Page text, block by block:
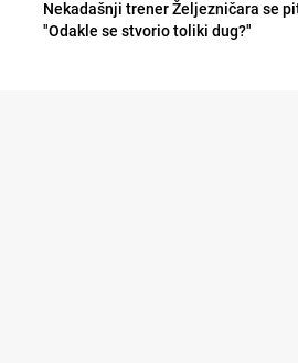
Nekadašnji trener Željezničara se
"Odakle se stvorio toliki dug?"